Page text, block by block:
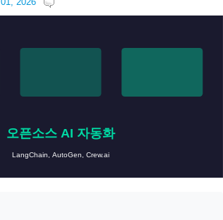
오픈소스 AI 자동화
LangChain, AutoGen, Crew.ai